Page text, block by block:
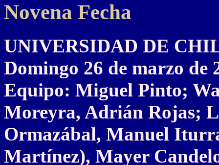
Novena Fecha
UNIVERSIDAD DE
Domingo 26 de marzo de
Equipo: Miguel Pinto;
Moreyra, Adrián Rojas;
Ormazábal, Manuel
Martínez), Mayer